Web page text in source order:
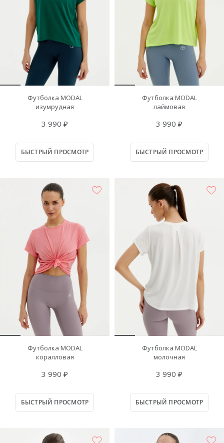
Футболка MODAL
изумрудная
3 990 ₽
БЫСТРЫЙ ПРОСМОТР
Футболка MODAL
лаймовая
3 990 ₽
БЫСТРЫЙ ПРОСМОТР
Футболка MODAL
коралловая
3 990 ₽
БЫСТРЫЙ ПРОСМОТР
Футболка MODAL
молочная
3 990 ₽
БЫСТРЫЙ ПРОСМОТР